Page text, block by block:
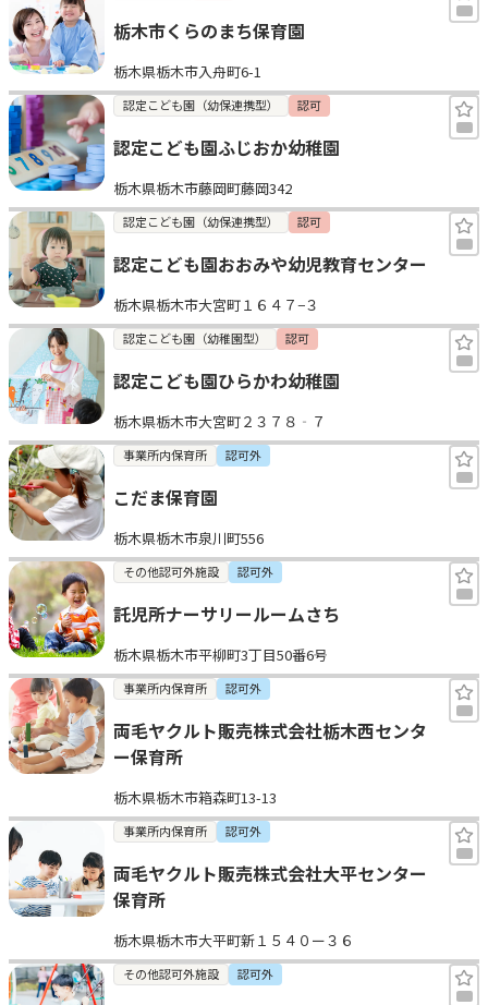
栃木市くらのまち保育園
栃木県栃木市入舟町6-1
認定こども園（幼保連携型） 認可
認定こども園ふじおか幼稚園
栃木県栃木市藤岡町藤岡342
認定こども園（幼保連携型） 認可
認定こども園おおみや幼児教育センター
栃木県栃木市大宮町１６４７−３
認定こども園（幼稚園型） 認可
認定こども園ひらかわ幼稚園
栃木県栃木市大宮町２３７８‐７
事業所内保育所 認可外
こだま保育園
栃木県栃木市泉川町556
その他認可外施設 認可外
託児所ナーサリールームさち
栃木県栃木市平柳町3丁目50番6号
事業所内保育所 認可外
両毛ヤクルト販売株式会社栃木西センタ
ー保育所
栃木県栃木市箱森町13-13
事業所内保育所 認可外
両毛ヤクルト販売株式会社大平センター
保育所
栃木県栃木市大平町新１５４０ー３６
その他認可外施設 認可外